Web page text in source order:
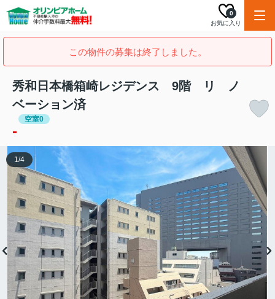
お気に入り
0
この物件の募集は終了しました。
秀和日本橋箱崎レジデンス 9階 リ ノ
ベーション済
空室0
-
1/4